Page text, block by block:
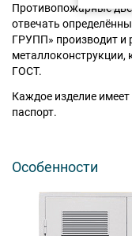
Оплата
Сертификаты
О компании
Контакты
Противопожарные
отвечать
ГРУПП» производит и
металлоконструкции,
ГОСТ.
Каждое изделие имеет
паспорт.
Особенности